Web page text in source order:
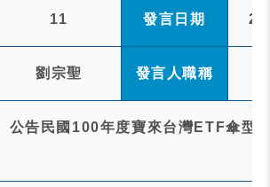
11 發言日期
劉宗聖 發言人職稱
公告民國100年度寶來台灣ETF傘型